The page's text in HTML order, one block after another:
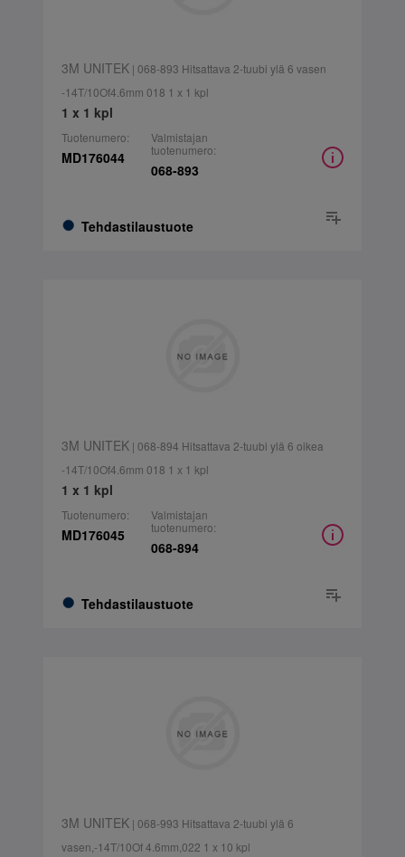
3M UNITEK| 068-893 Hitsattava 2-tuubi ylä 6 vasen
-14T/10Of4.6mm 018 1 x 1 kpl
1 x 1 kpl
Tuotenumero:
MD176044
Tehdastilaustuote
Valmistajan
tuotenumero:
068-893
3M UNITEK| 068-894 Hitsattava 2-tuubi ylä 6 oikea
-14T/10Of4.6mm 018 1 x 1 kpl
1 x 1 kpl
Tuotenumero:
MD176045
Tehdastilaustuote
Valmistajan
tuotenumero:
068-894
3M UNITEK| 068-993 Hitsattava 2-tuubi ylä 6
vasen,-14T/10Of 4.6mm,022 1 x 10 kpl